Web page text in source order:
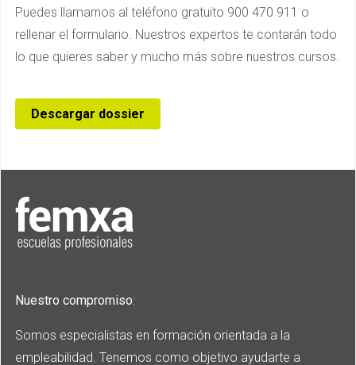
Puedes llamarnos al teléfono gratuito 900 470 911 o
rellenar el formulario. Nuestros expertos te contarán todo
lo que quieres saber y mucho más sobre nuestros cursos.
Descargar dossier
Nuestro compromiso:
Somos especialistas en formación orientada a la
empleabilidad. Tenemos como objetivo ayudarte a